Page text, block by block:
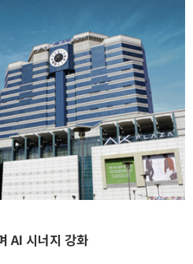
AI 시너지 강화